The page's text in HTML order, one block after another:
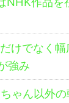
けでなく
強み
ゃん以外